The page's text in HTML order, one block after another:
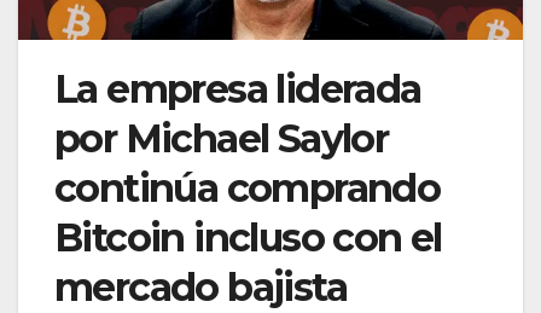
La empresa liderada
por Michael Saylor
continúa comprando
Bitcoin incluso con el
mercado bajista